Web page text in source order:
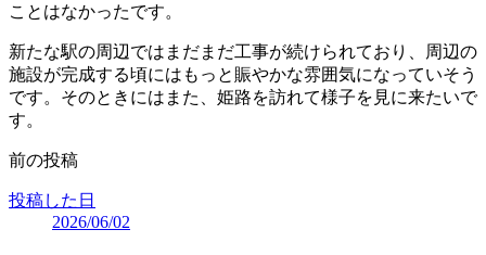
ことはなかったです。
新たな駅の周辺ではまだまだ工事が続けられており、周辺の
施設が完成する頃にはもっと賑やかな雰囲気になっていそう
です。そのときにはまた、姫路を訪れて様子を見に来たいで
す。
前の投稿
投稿した日
2026/06/02